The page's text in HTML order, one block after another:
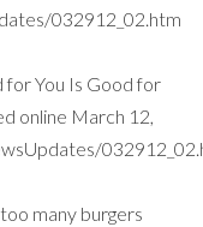
032912_02.htm
You Is Good for
online March 12,
many burgers